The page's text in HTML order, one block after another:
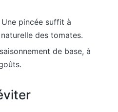
Une pincée suffit à
des tomates.
de base, à